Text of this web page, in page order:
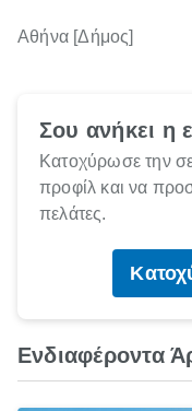
Αθήνα [Δήμος]
Σου ανήκει η
Κατοχύρωσε την
προφίλ και να
πελάτες.
Ενδιαφέροντα